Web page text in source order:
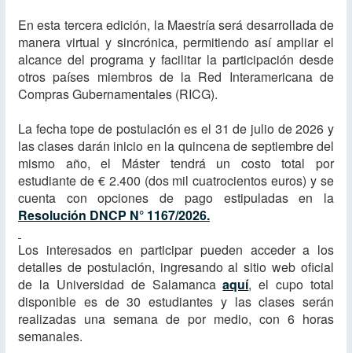
En esta tercera edición, la Maestría será desarrollada de
manera virtual y sincrónica, permitiendo así ampliar el
alcance del programa y facilitar la participación desde
otros países miembros de la Red Interamericana de
Compras Gubernamentales (RICG).
La fecha tope de postulación es el 31 de julio de 2026 y
las clases darán inicio en la quincena de septiembre del
mismo año, el Máster tendrá un costo total por
estudiante de € 2.400 (dos mil cuatrocientos euros) y se
cuenta con opciones de pago estipuladas en la
Resolución DNCP N° 1167/2026.
Los interesados en participar pueden acceder a los
detalles de postulación, ingresando al sitio web oficial
de la Universidad de Salamancaaquí, el cupo total
disponible es de 30 estudiantes y las clases serán
realizadas una semana de por medio, con 6 horas
semanales.